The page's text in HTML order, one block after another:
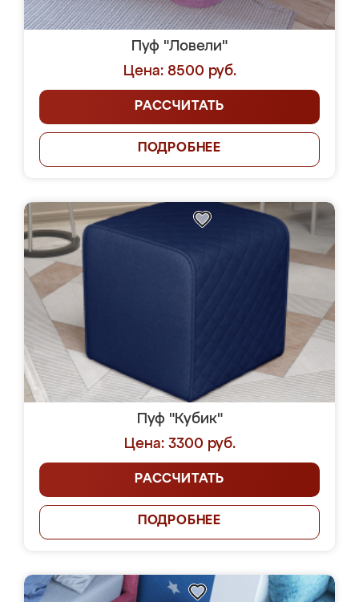
Пуф "Ловели"
Цена: 8500 руб.
РАССЧИТАТЬ
ПОДРОБНЕЕ
Пуф "Кубик"
Цена: 3300 руб.
РАССЧИТАТЬ
ПОДРОБНЕЕ